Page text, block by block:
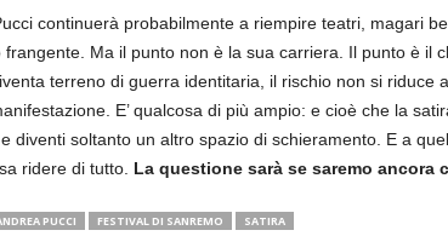
continuerà probabilmente a riempire teatri, magari
frangente. Ma il punto non è la sua carriera. Il punto è il
terreno di guerra identitaria, il rischio non si riduce
E’ qualcosa di più ampio: e cioè che la
diventi soltanto un altro spazio di schieramento. E a
ridere di tutto. La questione sarà se saremo ancora
PUCCI FESTIVAL DI SANREMO SATIRA